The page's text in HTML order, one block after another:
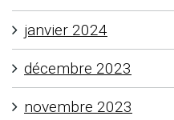
janvier 2024
décembre 2023
novembre 2023